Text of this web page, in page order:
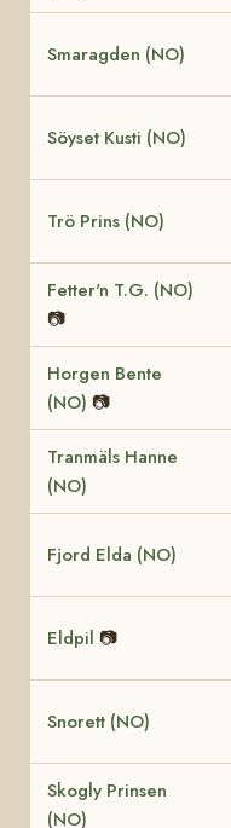
Smaragden (NO)
Söyset Kusti (NO)
Trö Prins (NO)
Fetter'n T.G. (NO)
📷
Horgen Bente
(NO) 📷
Tranmäls Hanne
(NO)
Fjord Elda (NO)
Eldpil 📷
Snorett (NO)
Skogly Prinsen
(NO)